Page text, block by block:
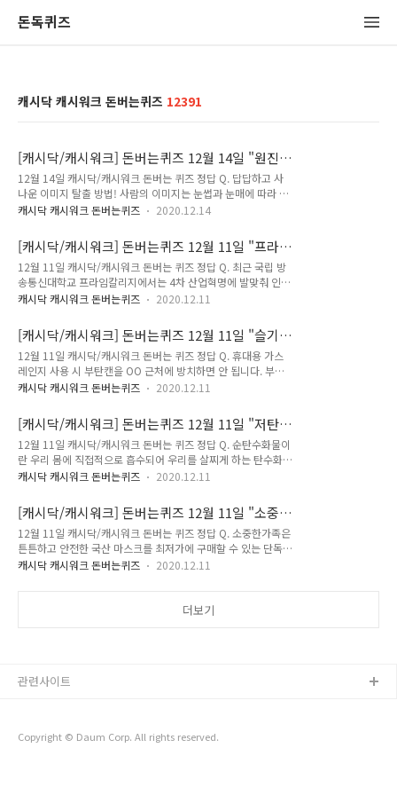
돈독퀴즈
캐시닥 캐시워크 돈버는퀴즈 12391
[캐시닥/캐시워크] 돈버는퀴즈 12월 14일 "원진
땡큐프로모션/원진성형외과" 정답
12월 14일 캐시닥/캐시워크 돈버는 퀴즈 정답 Q. 답답하고 사
나운 이미지 탈출 방법! 사람의 이미지는 눈썹과 눈매에 따라 결
정됩니다. 눈과 눈썹 사이의 거리가 좁고 눈썹으로 인해 인상이
림술 수술법을 통해 부드럽고 시원한 눈매를 완성할 수 있습니
다. 여기서 OOOO눈썹올림술은 무엇일까요? (초성힌트 : ㅇㅈ
ㅇㅇ)정답은 [ 엔젤아이 ] Q. 원진성형외과 x OOO 더마코스메
틱 브랜드 OOO과(와) 원진성형외과가 뭉쳤다. 원진의 20여 년
의 임상경험을 기반으로 개발된 브랜드 OOO은 예민한 피부에
정이 필요한 피부 케어를 위해 원진성형외과 피부 관리실에서도
사용되고 있습니다. 여기서..
캐시닥 캐시워크 돈버는퀴즈 2020.12.14
[캐시닥/캐시워크] 돈버는퀴즈 12월 11일 "프라
임칼리지" 정답
12월 11일 캐시닥/캐시워크 돈버는 퀴즈 정답 Q. 최근 국립 방
송통신대학교 프라임칼리지에서는 4차 산업혁명에 발맞춰 인공
지능, 빅데이터, 클라우드 등에 대한 이해를 돕는 OOOOO 공학
(초성힌트 : ㄷㅇㅌㅇㅎ)정답은 [ 데이터융합 ] Q. 원격교육 대학
의 원조인 국립 한국방송통신대학교 OOOOOO에서는 일과 학
습을 병행하는 직장인들을 위한 100% 온라인 스마트러닝 학습
을 제공합니다. OOOOOO에 들어갈 단어는 무엇일까요? (초성
힌트 : ㅍㄹㅇㅋㄹㅈ)정답은 [ 프라임칼리지 ] 저는 캐시닥/캐시
니다.앞으로 다양하고 많은 퀴즈 정답을 보다 손쉽게 알고 싶으
시다면,구독 또는 즐겨찾기 추..
캐시닥 캐시워크 돈버는퀴즈 2020.12.11
[캐시닥/캐시워크] 돈버는퀴즈 12월 11일 "슬기
로운 가스생활" 정답
12월 11일 캐시닥/캐시워크 돈버는 퀴즈 정답 Q. 휴대용 가스
레인지 사용 시 부탄캔을 OO 근처에 방치하면 안 됩니다. 부탄
캔의 내부압력이 상승하여 폭발사고로 이어질 수 있으므로 유의
트 : ㅎㄱ)정답은 [ 화기 ] Q. 가스보일러 OOO이 이탈되거나 찌
그러져 있으면 일산화탄소 중독사고로 이어질 수 있으므로 유의
해야 합니다. 여기서 OOO에 들어갈 단어는 무엇일까요? (초성
힌트 : ㅂㄱㅌ)정답은 [ 배기통 ] Q. 가스보일러는 O년에 1회 이
상 가스공급자나 보일러 제조사로부터 안전점검을 받아야 합니
크의 퀴즈의 정답을최대한 빠르고 정확하게 포스팅해볼까 합니
다.앞으로 다양하고 ..
캐시닥 캐시워크 돈버는퀴즈 2020.12.11
[캐시닥/캐시워크] 돈버는퀴즈 12월 11일 "저탄
고지 도시락" 정답
12월 11일 캐시닥/캐시워크 돈버는 퀴즈 정답 Q. 순탄수화물이
란 우리 몸에 직접적으로 흡수되어 우리를 살찌게 하는 탄수화물
을 말합니다. 키토선생 저탄고지 도시락은 밥 대신 OOOOO라
밥알처럼 식감이 살아있고 씹으면 씹을수록 고소한 OOOOO라
이스는 무엇일까요? (초성힌트 : ㅋㄹㅍㄹㅇ)정답은 [ 컬리플라
워 ] Q. 시중에 나와있는 저칼로리 도시락은 대부분 200g 내외
의 용량으로 구성되어 성인 남성이 포만감을 느끼기에는 부족합
니다. 키토선생 도시락은 누구든 든든한 포만감을 느낄 수 있도
캐시닥 캐시워크 돈버는퀴즈 2020.12.11
[캐시닥/캐시워크] 돈버는퀴즈 12월 11일 "소중
한가족 마스크" 정답
12월 11일 캐시닥/캐시워크 돈버는 퀴즈 정답 Q. 소중한가족은
튼튼하고 안전한 국산 마스크를 최저가에 구매할 수 있는 단독이
벤트를 진행 중입니다. 여기에 스토어찜 클릭 시, 누구나 100원
자는 무엇일까요?정답은 [ 3900 ] Q. 소중한가족은 튼튼하고 안
어주세요. (숫자만)정답은 [ 125 ] Q. 소중한가족은 튼튼하고 안
캐시닥 캐시워크 돈버는퀴즈 2020.12.11
더보기
Copyright © Daum Corp. All rights reserved.
관련사이트